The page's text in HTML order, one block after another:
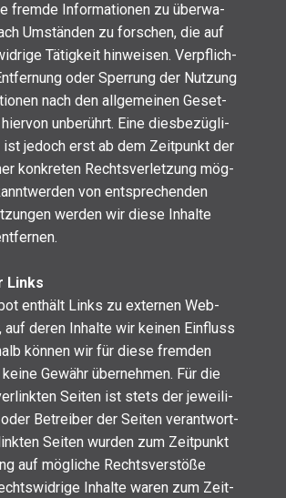
frem­de Infor­ma­tio­nen zu über­wa­
Umstän­den zu for­schen, die auf
Tätig­keit hin­wei­sen. Ver­pflich­
oder Sper­rung der Nut­zung
nach den all­ge­mei­nen Geset­
unbe­rührt. Eine dies­be­züg­li­
ist jedoch erst ab dem Zeit­punkt der
kon­kre­ten Rechts­ver­let­zung mög­
von ent­spre­chen­den
wer­den wir die­se Inhal­te
Links
ent­hält Links zu exter­nen Web­
auf deren Inhal­te wir kei­nen Ein­fluss
kön­nen wir für die­se frem­den
Gewähr über­neh­men. Für die
Sei­ten ist stets der jewei­li­
Betrei­ber der Sei­ten ver­ant­wort­
Sei­ten wur­den zum Zeit­punkt
auf mög­li­che Rechts­ver­stö­ße
Inhal­te waren zum Zeit­